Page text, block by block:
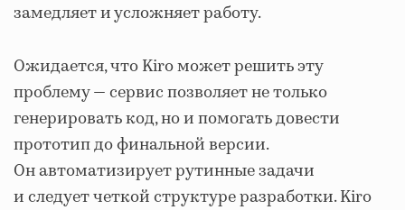
замедляет и усложняет работу.
Ожидается, что Kiro может решить эту
проблему — сервис позволяет не только
генерировать код, но и помогать довести
прототип до финальной версии.
Он автоматизирует рутинные задачи
и следует четкой структуре разработки. Kiro